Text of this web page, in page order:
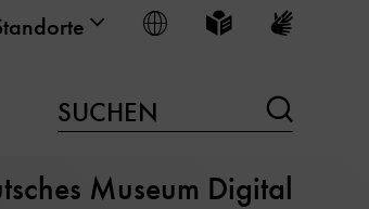
Sprache wählen
Leichte Sprache
SUCHEN
Museum Digital